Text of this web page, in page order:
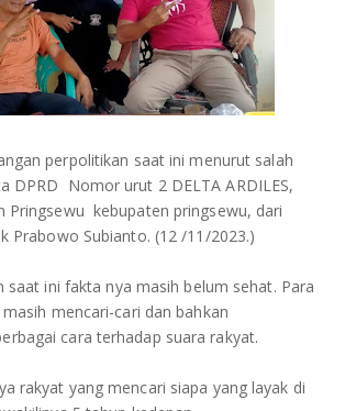
perpolitikan saat ini menurut salah
DPRD Nomor urut 2 DELTA ARDILES,
Pringsewu kebupaten pringsewu, dari
Prabowo Subianto. (12 /11/2023.)
saat ini fakta nya masih belum sehat. Para
mencari-cari dan bahkan
cara terhadap suara rakyat.
rakyat yang mencari siapa yang layak di